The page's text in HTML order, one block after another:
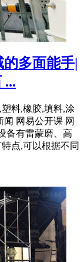
多面能手|
...
料,橡胶,填料,涂
网易公开课 网
备有雷蒙磨、高
点,可以根据不同